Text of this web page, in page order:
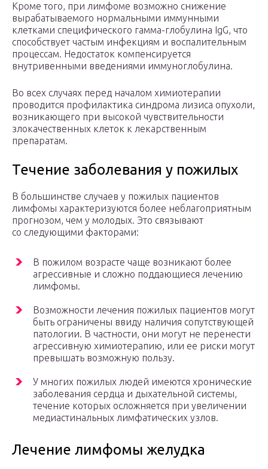
Кроме того, при лимфоме возможно снижение
вырабатываемого нормальными иммунными
клетками специфического гамма-глобулина IgG, что
способствует частым инфекциям и воспалительным
процессам. Недостаток компенсируется
внутривенными введениями иммуноглобулина.
Во всех случаях перед началом химиотерапии
проводится профилактика синдрома лизиса опухоли,
возникающего при высокой чувствительности
злокачественных клеток к лекарственным
препаратам.
Течение заболевания у пожилых
В большинстве случаев у пожилых пациентов
лимфомы характеризуются более неблагоприятным
прогнозом, чем у молодых. Это связывают
со следующими факторами:
В пожилом возрасте чаще возникают более
агрессивные и сложно поддающиеся лечению
лимфомы.
Возможности лечения пожилых пациентов могут
быть ограничены ввиду наличия сопутствующей
патологии. В частности, они могут не перенести
агрессивную химиотерапию, или ее риски могут
превышать возможную пользу.
У многих пожилых людей имеются хронические
заболевания сердца и дыхательной системы,
течение которых осложняется при увеличении
медиастинальных лимфатических узлов.
Лечение лимфомы желудка